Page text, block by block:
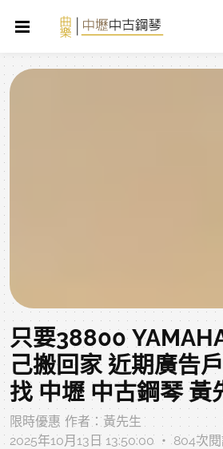
只要38800
己搬回家 近期廣告
找 中壢 中古鋼琴 黃
限時優惠 作者：黃先生
2025年10月13日 13:50:00 ‧ 804次